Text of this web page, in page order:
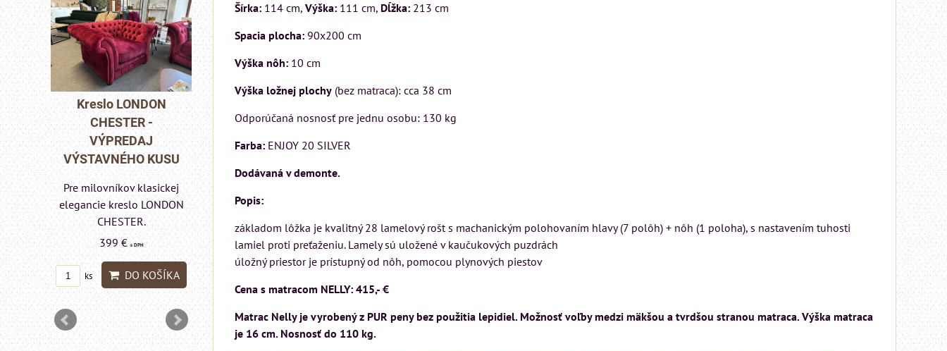
Šírka: 114 cm, Výška: 111 cm, Dĺžka: 213 cm
Spacia plocha: 90x200 cm
Výška nôh: 10 cm
Výška ložnej plochy (bez matraca): cca 38 cm
Odporúčaná nosnosť pre jednu osobu: 130 kg
Farba: ENJOY 20 SILVER
Dodávaná v demonte.
Popis:
základom lôžka je kvalitný 28 lamelový rošt s machanickým polohovaním hlavy (7 polôh) + nôh (1 poloha), s nastavením tuhosti
lamiel proti preťaženiu. Lamely sú uložené v kaučukových puzdrách
úložný priestor je prístupný od nôh, pomocou plynových piestov
Cena s matracom NELLY: 415,- €
Matrac Nelly je vyrobený z PUR peny bez použitia lepidiel. Možnosť voľby medzi mäkšou a tvrdšou stranou matraca. Výška matraca
je 16 cm. Nosnosť do 110 kg.
a
Kreslo LONDON
CHESTER -
VÝPREDAJ
VÝSTAVNÉHO KUSU
Pre milovníkov klasickej
elegancie kreslo LONDON
CHESTER.
399 €s DPH
ks DO KOŠÍKA
matrac 175x200 cm
Matrac MIZAR od
talianskeho systému
ponúka...
699 €
ks DO KOŠÍKA
CHESTER -
pohovka LONDON
CHESTER.
599 €s DPH
ks
CHESTER.
399 €
ks DO KOŠÍKA